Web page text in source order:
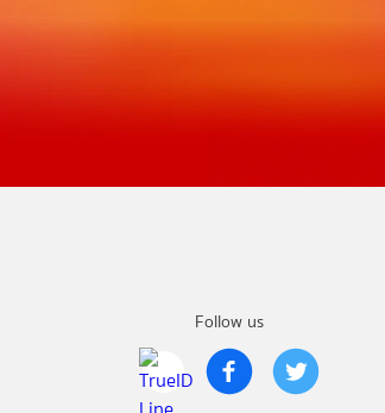
Follow us